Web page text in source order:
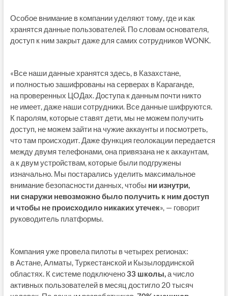
Особое внимание в компании уделяют тому, где и как
хранятся данные пользователей. По словам основателя,
доступ к ним закрыт даже для самих сотрудников WONK.
«Все наши данные хранятся здесь, в Казахстане,
и полностью зашифрованы на серверах в Караганде,
на проверенных ЦОДах. Доступа к данным почти никто
не имеет, даже наши сотрудники. Все данные шифруются.
К паролям, которые ставят дети, мы не можем получить
доступ, не можем зайти на чужие аккаунты и посмотреть,
что там происходит. Даже функция геолокации передается
между двумя телефонами, она привязана не к аккаунтам,
а к двум устройствам, которые были подгружены
изначально. Мы постарались уделить максимальное
внимание безопасности данных, чтобы ни изнутри,
ни снаружи невозможно было получить к ним доступ
и чтобы не происходило никаких утечек», — говорит
руководитель платформы.
Компания уже провела пилоты в четырех регионах:
в Астане, Алматы, Туркестанской и Кызылординской
областях. К системе подключено33 школы,а число
активных пользователей в месяц достигло 20 тысяч